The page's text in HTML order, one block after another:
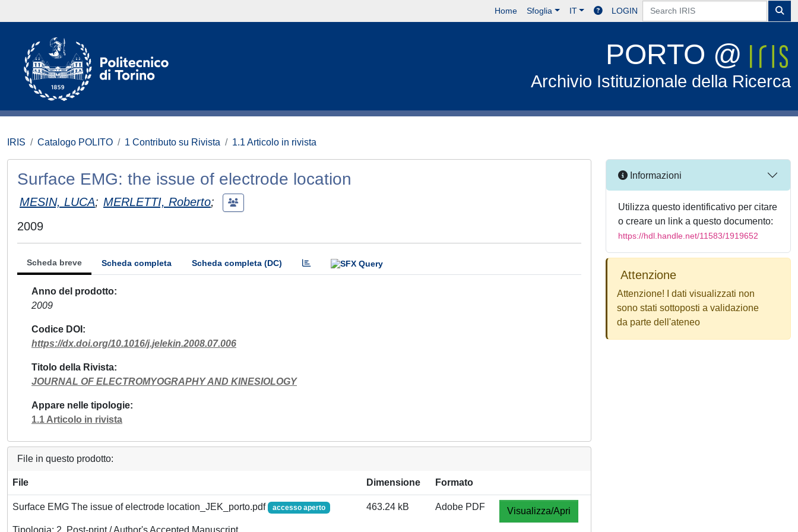
Home Sfoglia IT LOGIN
PORTO @
Archivio Istituzionale della Ricerca
IRIS Catalogo POLITO 1 Contributo su Rivista 1.1 Articolo in rivista
Surface EMG: the issue of electrode location
MESIN, LUCA; MERLETTI, Roberto;
2009
Scheda breve Scheda completa Scheda completa (DC)
Anno del prodotto
2009
Codice DOI
https://dx.doi.org/10.1016/j.jelekin.2008.07.006
Titolo della Rivista
JOURNAL OF ELECTROMYOGRAPHY AND KINESIOLOGY
Appare nelle tipologie
1.1 Articolo in rivista
File in questo prodotto:
File Dimensione Formato
Surface EMG The issue of electrode location_JEK_porto.pdf accesso aperto 463.24 kB Adobe PDF Visualizza/Apri
Informazioni
Utilizza questo identificativo per citare
o creare un link a questo documento:
https://hdl.handle.net/11583/1919652
Attenzione
Attenzione! I dati visualizzati non
sono stati sottoposti a validazione
da parte dell'ateneo